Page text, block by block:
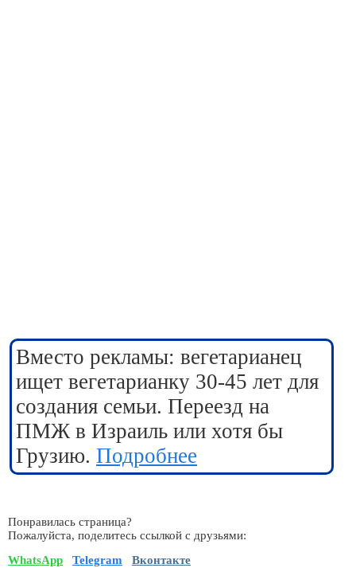
Вместо рекламы: вегетарианец
ищет вегетарианку 30-45 лет для
создания семьи. Переезд на
ПМЖ в Израиль или хотя бы
Грузию. Подробнее
Понравилась страница?
Пожалуйста, поделитесь ссылкой с друзьями:
WhatsApp
Telegram Вконтакте